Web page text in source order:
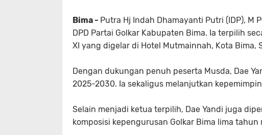
Bima - Putra Hj Indah Dhamayanti Putri (IDP), M
DPD Partai Golkar Kabupaten Bima. Ia terpilih
XI yang digelar di Hotel Mutmainnah, Kota Bima,
Dengan dukungan penuh peserta Musda, Dae
2025-2030. Ia sekaligus melanjutkan
Selain menjadi ketua terpilih, Dae Yandi juga
komposisi kepengurusan Golkar Bima lima tahun